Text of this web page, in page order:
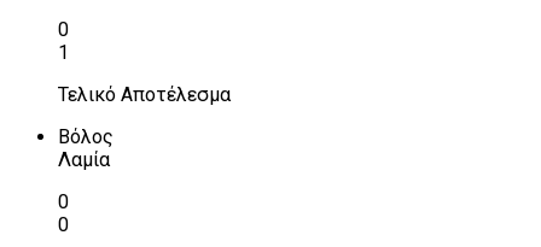
0
1
Τελικό Αποτέλεσμα
Βόλος
Λαμία
0
0